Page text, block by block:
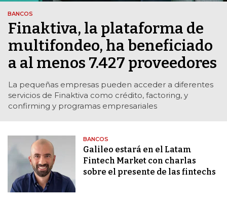
BANCOS
Finaktiva, la plataforma de
multifondeo, ha beneficiado
a al menos 7.427 proveedores
La pequeñas empresas pueden acceder a diferentes
servicios de Finaktiva como crédito, factoring, y
confirming y programas empresariales
BANCOS
Galileo estará en el Latam
Fintech Market con charlas
sobre el presente de las fintechs